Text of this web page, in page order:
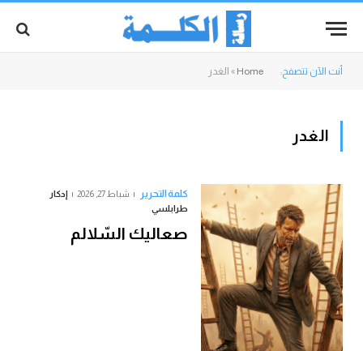
أنت الآن تتصفح: Home
» الغدر
الغدر
كلمة التحرير شباط 27, 2026
إدكار
طرابلسي
صعاليك السّلالم